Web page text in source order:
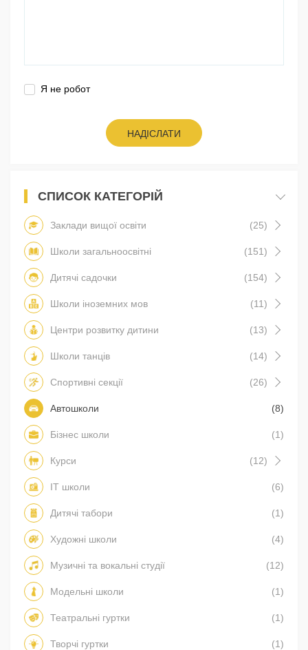
Я не робот
НАДІСЛАТИ
СПИСОК КАТЕГОРІЙ
Заклади вищої освіти (25)
Школи загальноосвітні (151)
Дитячі садочки (154)
Школи іноземних мов (11)
Центри розвитку дитини (13)
Школи танців (14)
Спортивні секції (26)
Автошколи (8)
Бізнес школи (1)
Курси (12)
IT школи (6)
Дитячі табори (1)
Художні школи (4)
Музичні та вокальні студії (12)
Модельні школи (1)
Театральні гуртки (1)
Творчі гуртки (1)